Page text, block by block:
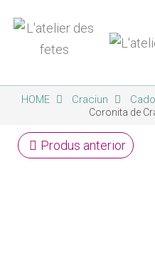
HOME Craciun
Coronita de
Produs anterior